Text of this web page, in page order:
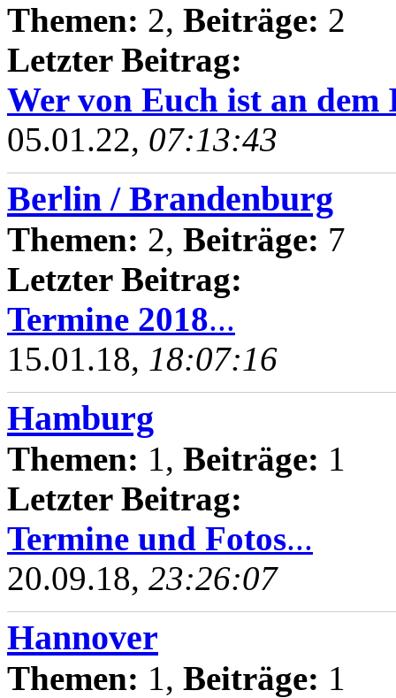
Themen: 2, Beiträge: 2
Letzter Beitrag:
Wer von Euch ist an
05.01.22, 07:13:43
Berlin / Brandenburg
Themen: 2, Beiträge: 7
Letzter Beitrag:
Termine 2018...
15.01.18, 18:07:16
Hamburg
Themen: 1, Beiträge: 1
Letzter Beitrag:
Termine und Fotos...
20.09.18, 23:26:07
Hannover
Themen: 1, Beiträge: 1